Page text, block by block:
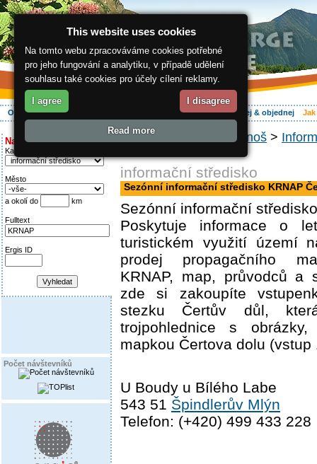
O regionu Aktivně Ubytování Hledej & objednej
Najděte si:
Kategorie
Město
a okolí do km
Fulltext
Ergis ID
Počet návštevníků
ergis.cz Jak do Krkonoš >
informační středisko
Sezónní informační středisko KRNAP
Sezónní informační středisko
Poskytuje informace o
turistickém využití území
prodej propagačního
KRNAP, map, průvodců a
zde si zakoupíte
stezku Čertův důl,
trojpohlednice s
mapkou Čertova dolu (vstup
U Boudy u Bílého Labe
543 51 Špindlerův Mlýn
Telefon: (+420) 499 433 228
This website uses cookies
Na tomto webu zpracováváme cookies potřebné
pro jeho fungování a analytiku, v případě udělení
souhlasu také cookies pro účely cílení reklamy.
I agree I disagree
Read more